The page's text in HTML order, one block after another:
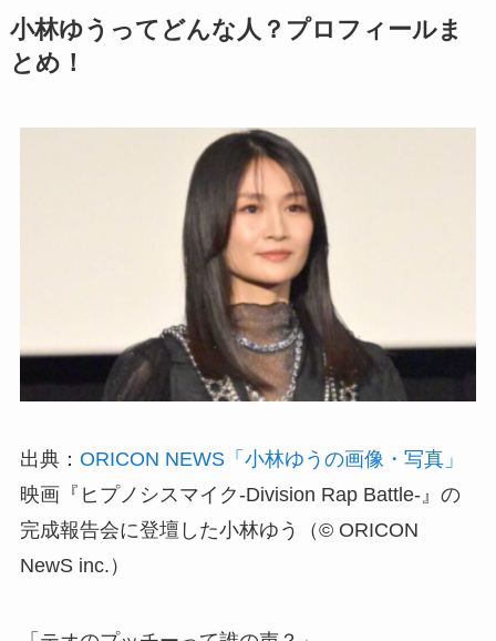
小林ゆうってどんな人？プロフィールま
とめ！
出典： ORICON NEWS「小林ゆうの画像・写真」
映画『ヒプノシスマイク-Division Rap Battle-』の
完成報告会に登壇した小林ゆう（© ORICON
NewS inc.）